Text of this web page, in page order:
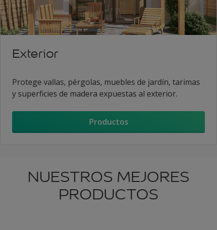
Exterior
Protege vallas, pérgolas, muebles de jardín, tarimas
y superficies de madera expuestas al exterior.
Productos
NUESTROS MEJORES
PRODUCTOS